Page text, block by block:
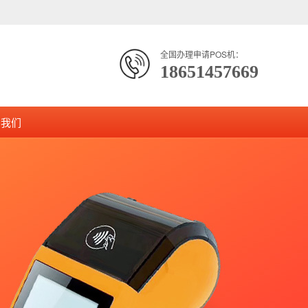
全国办理申请POS机：
18651457669
们